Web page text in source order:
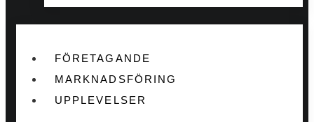
FÖRETAGANDE
MARKNADSFÖRING
UPPLEVELSER